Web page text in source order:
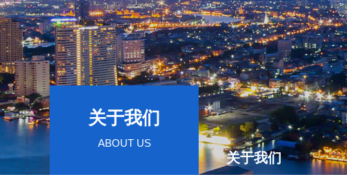
关于我们
ABOUT US
关于我们